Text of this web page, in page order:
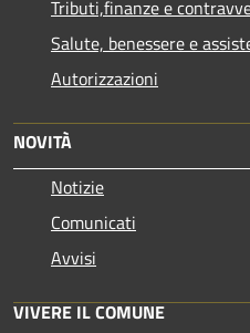
Tributi,finanze e
Salute, benessere e
Autorizzazioni
NOVITÀ
Notizie
Comunicati
Avvisi
VIVERE IL COMUNE